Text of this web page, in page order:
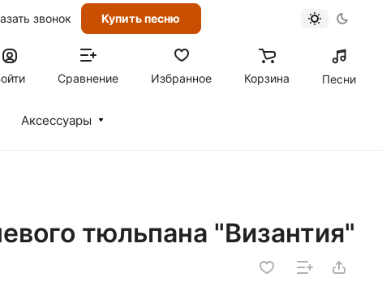
звонок Купить песню
Сравнение Избранное Корзина Песни
Аксессуары
тюльпана "Византия"